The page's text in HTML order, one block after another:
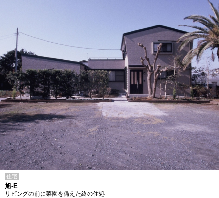
住宅
旭-E
リビングの前に菜園を備えた終の住処